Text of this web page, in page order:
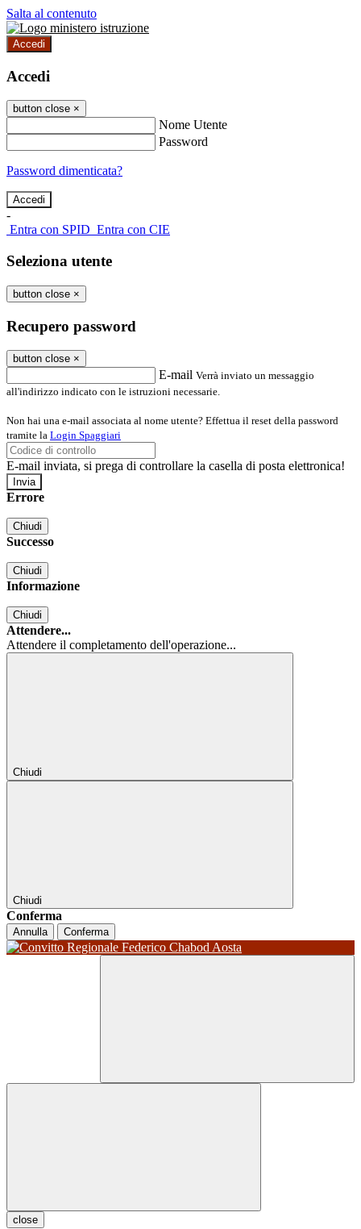
Salta al contenuto
Accedi
Accedi
button close ×
Nome Utente
Password
Password dimenticata?
-
Entra con SPID Entra con CIE
Seleziona utente
button close ×
Recupero password
button close ×
E-mail Verrà inviato un messaggio
all'indirizzo indicato con le istruzioni necessarie.
Non hai una e-mail associata al nome utente? Effettua il reset della password
tramite la Login Spaggiari
E-mail inviata, si prega di controllare la casella di posta elettronica!
Errore
Chiudi
Successo
Chiudi
Informazione
Chiudi
Attendere...
Attendere il completamento dell'operazione...
Chiudi
Chiudi
Conferma
Annulla Conferma
close